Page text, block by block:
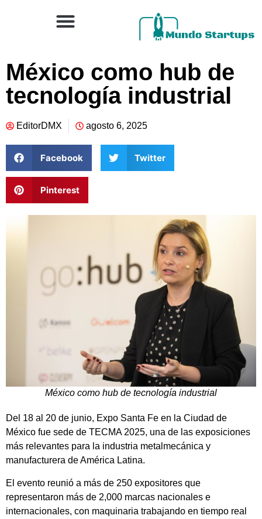
México como hub de
tecnología industrial
EditorDMX agosto 6, 2025
Facebook Twitter
Pinterest
México como hub de tecnología industrial
Del 18 al 20 de junio, Expo Santa Fe en la Ciudad de
México fue sede de TECMA 2025, una de las exposiciones
más relevantes para la industria metalmecánica y
manufacturera de América Latina.
El evento reunió a más de 250 expositores que
representaron más de 2,000 marcas nacionales e
internacionales, con maquinaria trabajando en tiempo real